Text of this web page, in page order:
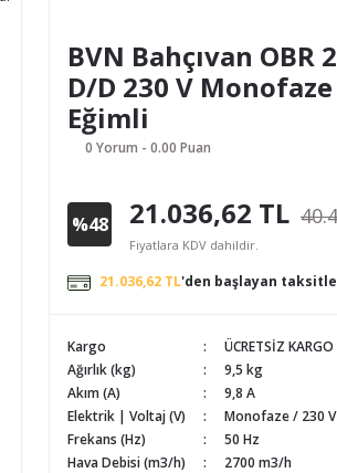
BVN Bahçıvan
D/D 230 V
Eğimli
0 Yorum - 0.00 Puan
%48 21.036,62 TL
Fiyatlara KDV dahildir.
21.036,62 TL'den başlayan
Kargo
ÜCRETSİZ KARGO
Ağırlık (kg)
9,5 kg
Akım (A)
9,8 A
Elektrik | Voltaj (V)
Monofaze / 230 V
Frekans (Hz)
50 Hz
Hava Debisi (m3/h)
2700 m3/h